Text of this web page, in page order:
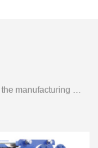
Development, design, production and sales in one of the manufacturing enterprises